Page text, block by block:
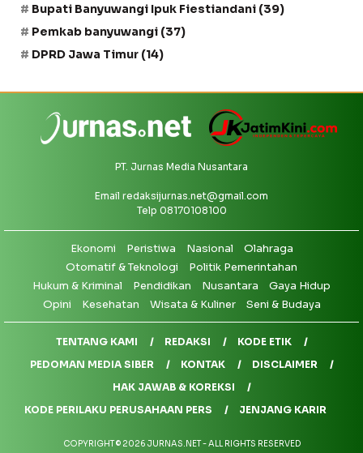
Bupati Banyuwangi Ipuk Fiestiandani (39)
Pemkab banyuwangi (37)
DPRD Jawa Timur (14)
PT. Jurnas Media Nusantara
Email redaksijurnas.net@gmail.com
Telp 08170108100
Ekonomi Peristiwa Nasional
Olahraga
Otomatif & Teknologi
Politik Pemerintahan
Hukum & Kriminal
Pendidikan Nusantara
Gaya Hidup
Opini
Kesehatan Wisata & Kuliner Seni & Budaya
TENTANG KAMI REDAKSI
KODE ETIK
PEDOMAN MEDIA SIBER
KONTAK
DISCLAIMER
HAK JAWAB & KOREKSI
KODE PERILAKU PERUSAHAAN PERS
JENJANG KARIR
COPYRIGHT © 2026 JURNAS.NET - ALL RIGHTS RESERVED